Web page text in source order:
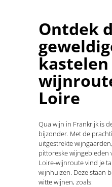
Ontdek
kastelen
Loire
Qua wijn in Frankrijk is
bijzonder. Met de
uitgestrekte
pittoreske wijngebieden
Loire-wijnroute vind je
wijnhuizen. Deze staan
witte wijnen, zoals: